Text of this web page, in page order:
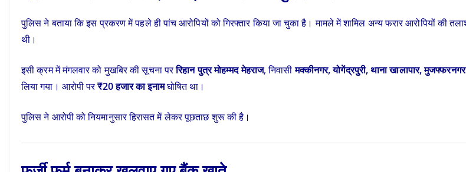
पुलिस ने बताया कि इस प्रकरण में पहले ही पांच आरोपियों को गिरफ्तार किया जा चुका है। मामले में शामिल अन्य फरार आरोपियों की
थी।
इसी क्रम में मंगलवार को मुखबिर की सूचना पररिहान पुत्र मोहम्मद मेहराज, निवासीमक्कीनगर, योगेंद्रपुरी, थाना खालापार, मुजफ्फरनगर
लिया गया। आरोपी पर₹20 हजार का इनामघोषित था।
पुलिस ने आरोपी को नियमानुसार हिरासत में लेकर पूछताछ शुरू की है।